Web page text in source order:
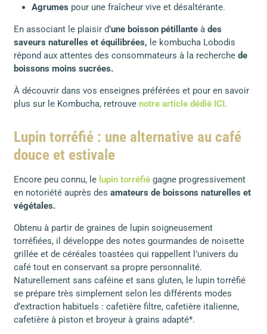
Agrumes pour une fraîcheur vive et désaltérante.
En associant le plaisir d’une boisson pétillanteà des
saveurs naturelles et équilibrées, le kombucha Lobodis
répond aux attentes des consommateurs à la recherche de
boissons moins sucrées.
À découvrir dans vos enseignes préférées et pour en savoir
plus sur le Kombucha, retrouve notre article dédié ICI.
Lupin torréfié : une alternative au café
douce et estivale
Encore peu connu, le lupin torréfiégagne progressivement
en notoriété auprès des amateurs de boissons naturelles et
végétales.
Obtenu à partir de graines de lupin soigneusement
torréfiées, il développe des notes gourmandes de noisette
grillée et de céréales toastées qui rappellent l’univers du
café tout en conservant sa propre personnalité.
Naturellement sans caféine et sans gluten, le lupin torréfié
se prépare très simplement selon les différents modes
d’extraction habituels : cafetière filtre, cafetière italienne,
cafetière à piston et broyeur à grains adapté*.